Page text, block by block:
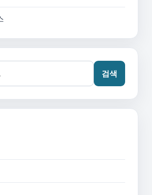
검색